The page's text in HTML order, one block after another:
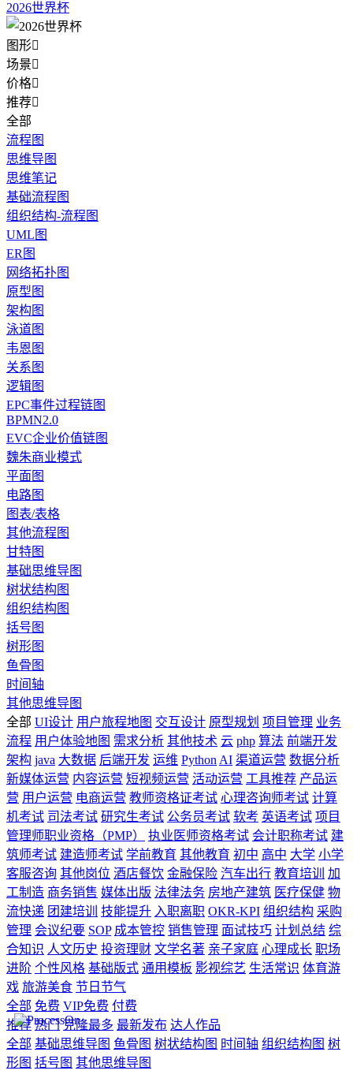
2026世界杯
图形
场景
价格
推荐
全部
流程图
思维导图
思维笔记
基础流程图
组织结构-流程图
UML图
ER图
网络拓扑图
原型图
架构图
泳道图
韦恩图
关系图
逻辑图
EPC事件过程链图
BPMN2.0
EVC企业价值链图
魏朱商业模式
平面图
电路图
图表/表格
其他流程图
甘特图
基础思维导图
树状结构图
组织结构图
括号图
树形图
鱼骨图
时间轴
其他思维导图
全部 UI设计 用户旅程地图 交互设计 原型规划 项目管理 业务
流程 用户体验地图 需求分析 其他技术 云 php 算法 前端开发
架构 java 大数据 后端开发 运维 Python AI 渠道运营 数据分析
新媒体运营 内容运营 短视频运营 活动运营 工具推荐 产品运
营 用户运营 电商运营 教师资格证考试 心理咨询师考试 计算
机考试 司法考试 研究生考试 公务员考试 软考 英语考试 项目
管理师职业资格（PMP）
执业医师资格考试 会计职称考试 建
筑师考试 建造师考试 学前教育 其他教育 初中 高中 大学 小学
客服咨询 其他岗位 酒店餐饮 金融保险 汽车出行 教育培训
加
工制造 商务销售 媒体出版 法律法务 房地产建筑 医疗保健 物
流快递 团建培训 技能提升 入职离职 OKR-KPI 组织结构 采购
管理 会议纪要 SOP 成本管控 销售管理 面试技巧 计划总结 综
合知识 人文历史 投资理财 文学名著 亲子家庭 心理成长 职场
进阶 个性风格 基础版式 通用模板 影视综艺 生活常识 体育游
戏 旅游美食 节日节气
全部 免费 VIP免费 付费
推荐 热门 克隆最多 最新发布 达人作品
全部 基础思维导图 鱼骨图 树状结构图 时间轴 组织结构图 树
形图 括号图 其他思维导图